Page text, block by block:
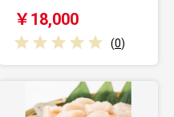
￥18,000
(0)